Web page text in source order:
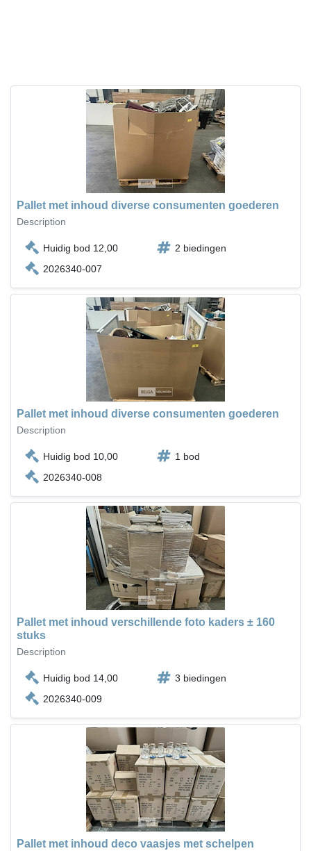
Pallet met inhoud diverse consumenten goederen
Description
Huidig bod 12,00
2 biedingen
2026340-007
Pallet met inhoud diverse consumenten goederen
Description
Huidig bod 10,00
1 bod
2026340-008
Pallet met inhoud verschillende foto kaders ± 160
stuks
Description
Huidig bod 14,00
3 biedingen
2026340-009
Pallet met inhoud deco vaasjes met schelpen